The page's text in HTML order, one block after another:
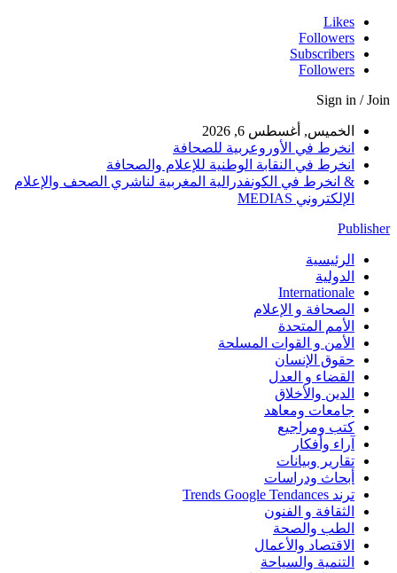
Likes
Followers
Subscribers
Followers
Sign in / Join
الخميس, أغسطس 6, 2026
انخرط في الأوروعربية للصحافة
انخرط في النقابة الوطنية للإعلام والصحافة
& انخرط في الكونفدرالية المغربية لناشري الصحف والإعلام
الإلكتروني MEDIAS
Publisher
الرئيسية
الدولية
Internationale
الصحافة و الإعلام
الأمم المتحدة
الأمن و القوات المسلحة
حقوق الإنسان
القضاء و العدل
الدين والأخلاق
جامعات ومعاهد
كتب ومراجيع
آراء وأفكار
تقارير وبيانات
أبحاث ودراسات
ترند Trends Google Tendances
الثقافة و الفنون
الطب والصحة
الاقتصاد والأعمال
التنمية والسياحة